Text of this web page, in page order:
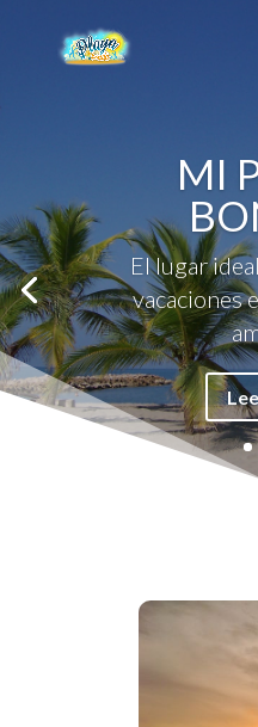
MI
El lugar
vacaciones